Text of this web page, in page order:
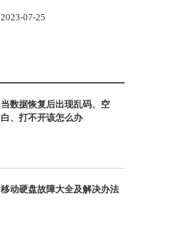
2023-07-25
当数据恢复后出现乱码、空
白、打不开该怎么办
移动硬盘故障大全及解决办法